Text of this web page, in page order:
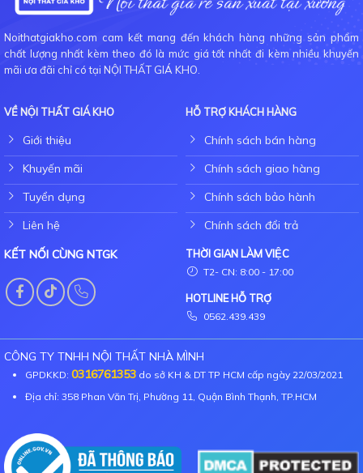
Noithatgiakho.com cam kết mang đến khách hàng những sản phẩm
chất lượng nhất kèm theo đó là mức giá tốt nhất đi kèm nhiều khuyến
mãi ưa đãi chỉ có tại NỘI THẤT GIÁ KHO.
VỀ NỘI THẤT GIÁ KHO
Giới thiệu
Khuyến mãi
Tuyển dụng
Liên hệ
HỖ TRỢ KHÁCH HÀNG
Chính sách bán hàng
Chính sách giao hàng
Chính sách bảo hành
Chính sách đổi trả
KẾT NỐI CÙNG NTGK
THỜI GIAN LÀM VIỆC
T2- CN: 8:00 - 17:00
HOTLINE HỖ TRỢ
0562.439.439
CÔNG TY TNHH NỘI THẤT NHÀ MÌNH
GPDKKD: 0316761353 do sở KH & DT TP HCM cấp ngày 22/03/2021
Địa chỉ: 358 Phan Văn Trị, Phường 11, Quận Bình Thạnh, TP.HCM